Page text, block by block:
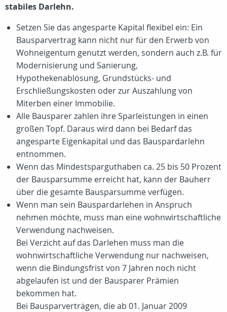
stabiles Darlehn.
Setzen Sie das angesparte Kapital flexibel ein: Ein
Bausparvertrag kann nicht nur für den Erwerb von
Wohneigentum genutzt werden, sondern auch z.B. für
Modernisierung und Sanierung,
Hypothekenablösung, Grundstücks- und
Erschließungskosten oder zur Auszahlung von
Miterben einer Immobilie.
Alle Bausparer zahlen ihre Sparleistungen in einen
großen Topf. Daraus wird dann bei Bedarf das
angesparte Eigenkapital und das Bauspardarlehn
entnommen.
Wenn das Mindestsparguthaben ca. 25 bis 50 Prozent
der Bausparsumme erreicht hat, kann der Bauherr
über die gesamte Bausparsumme verfügen.
Wenn man sein Bauspardarlehen in Anspruch
nehmen möchte, muss man eine wohnwirtschaftliche
Verwendung nachweisen.
Bei Verzicht auf das Darlehen muss man die
wohnwirtschaftliche Verwendung nur nachweisen,
wenn die Bindungsfrist von 7 Jahren noch nicht
abgelaufen ist und der Bausparer Prämien
bekommen hat.
Bei Bausparverträgen, die ab 01. Januar 2009